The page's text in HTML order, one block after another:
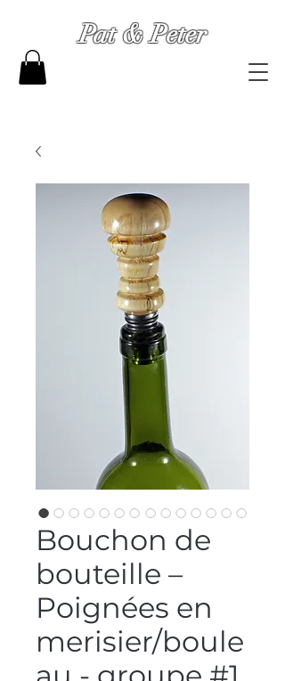
Pat & Peter
Bouchon de
bouteille –
Poignées en
merisier/boule